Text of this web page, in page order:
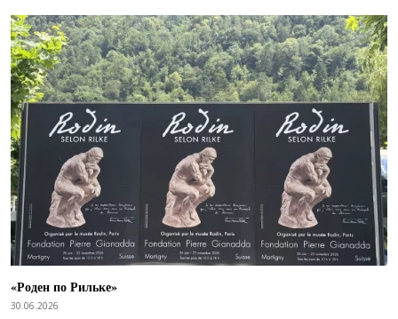
«Роден по Рильке»
30.06.2026